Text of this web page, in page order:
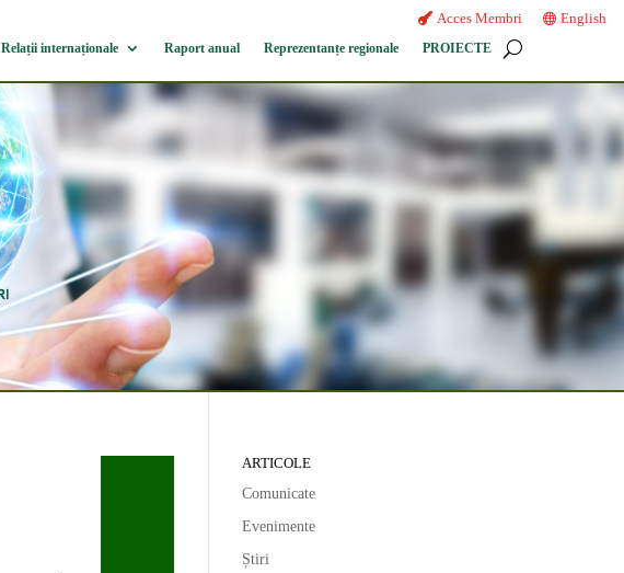
Acces Membri English
Relații internaționale Raport anual Reprezentanțe regionale PROIECTE
ARTICOLE
Comunicate
Evenimente
Știri